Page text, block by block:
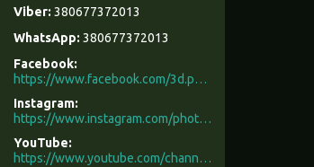
380677372013
380677372013
Facebook
https://www.facebook.com/3d.photodecor/
Instagram
https://www.instagram.com/photodecor.com.ua/
YouTube
https://www.youtube.com/channel/UCXCUerfqRY1Pw7-IptdbqyA/videos